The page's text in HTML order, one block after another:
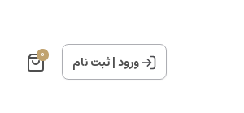
ورود|ثبت نام 0